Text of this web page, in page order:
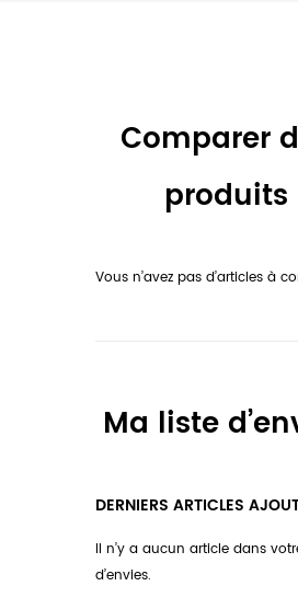
Comparer
produits
Vous n’avez pas d’articles à
Ma liste
DERNIERS ARTICLES
Il n’y a aucun article dans
d’envies.